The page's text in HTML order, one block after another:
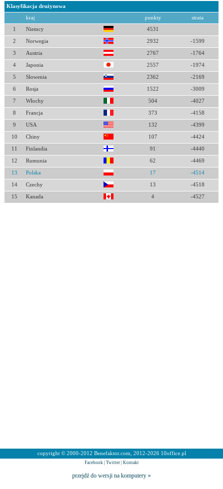
Klasyfikacja drużynowa
kraj punkty strata
1 Niemcy 4531
2 Norwegia 2932 -1599
3 Austria 2767 -1764
4 Japonia 2557 -1974
5 Słowenia 2362 -2169
6 Rosja 1522 -3009
7 Włochy 504 -4027
8 Francja 373 -4158
9 USA 132 -4399
10 Chiny 107 -4424
11 Finlandia 91 -4440
12 Rumunia 62 -4469
13 Polska 17 -4514
14 Czechy 13 -4518
15 Kanada 4 -4527
copyright © 2000-2012 Benefaktor.com, 2012-2026 10office.pl
Facebook| Twitter| Kontakt
przejdź do wersji na komputery »